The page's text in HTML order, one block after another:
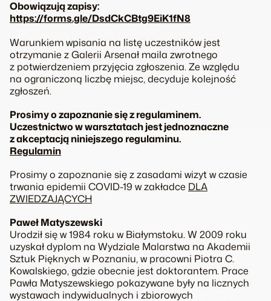
Obowiązują zapisy:
https://forms.gle/DsdCkCBtg9EiK1fN8
Warunkiem wpisania na listę uczestników jest
otrzymanie z Galerii Arsenał maila zwrotnego
z potwierdzeniem przyjęcia zgłoszenia. Ze względu
na ograniczoną liczbę miejsc, decyduje kolejność
zgłoszeń.
Prosimy o zapoznanie się z regulaminem.
Uczestnictwo w warsztatach jest jednoznaczne
z akceptacją niniejszego regulaminu.
Regulamin
Prosimy o zapoznanie się z zasadami wizyt w czasie
trwania epidemii COVID-19 w zakładce DLA
ZWIEDZAJĄCYCH
Paweł Matyszewski
Urodził się w 1984 roku w Białymstoku. W 2009 roku
uzyskał dyplom na Wydziale Malarstwa na Akademii
Sztuk Pięknych w Poznaniu, w pracowni Piotra C.
Kowalskiego, gdzie obecnie jest doktorantem. Prace
Pawła Matyszewskiego pokazywane były na licznych
wystawach indywidualnych i zbiorowych